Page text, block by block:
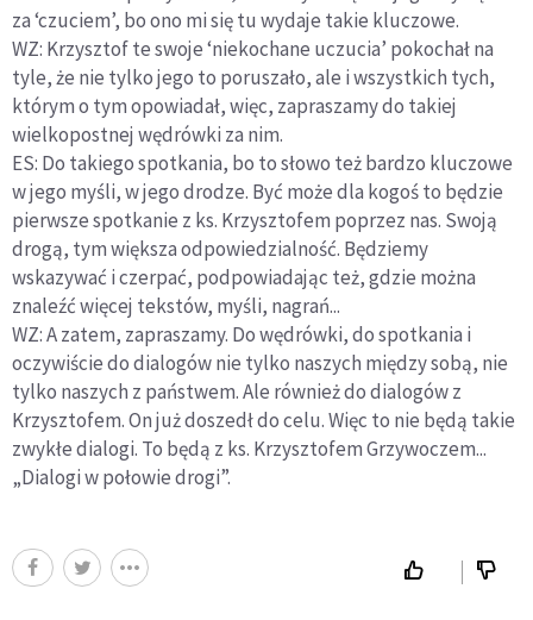
za ‘czuciem’, bo ono mi się tu wydaje takie kluczowe.
WZ: Krzysztof te swoje ‘niekochane uczucia’ pokochał na
tyle, że nie tylko jego to poruszało, ale i wszystkich tych,
którym o tym opowiadał, więc, zapraszamy do takiej
wielkopostnej wędrówki za nim.
ES: Do takiego spotkania, bo to słowo też bardzo kluczowe
w jego myśli, w jego drodze. Być może dla kogoś to będzie
pierwsze spotkanie z ks. Krzysztofem poprzez nas. Swoją
drogą, tym większa odpowiedzialność. Będziemy
wskazywać i czerpać, podpowiadając też, gdzie można
znaleźć więcej tekstów, myśli, nagrań...
WZ: A zatem, zapraszamy. Do wędrówki, do spotkania i
oczywiście do dialogów nie tylko naszych między sobą, nie
tylko naszych z państwem. Ale również do dialogów z
Krzysztofem. On już doszedł do celu. Więc to nie będą takie
zwykłe dialogi. To będą z ks. Krzysztofem Grzywoczem...
„Dialogi w połowie drogi”.